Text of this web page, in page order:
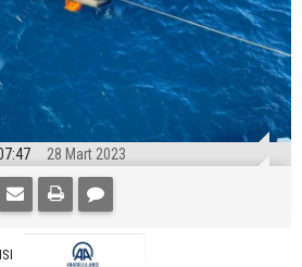
28 Mart 2023